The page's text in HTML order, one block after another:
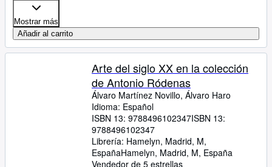
Mostrar más
Añadir al carrito
Arte del siglo XX en la colección
de Antonio Ródenas
Álvaro Martínez Novillo, Álvaro Haro
Idioma: Español
ISBN 13: 9788496102347ISBN 13:
9788496102347
Librería: Hamelyn, Madrid, M,
EspañaHamelyn, Madrid, M, España
Vendedor de 5 estrellas